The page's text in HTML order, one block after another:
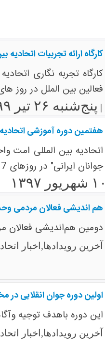
کارگاه ارائه تجربیات
کارگاه تجربه نگاری
فعالین بین الملل در روز های
| پنج‌شنبه ۲۶ تیر ۱۳۹۹
هفتمین دوره آموزشی
اتحادیه بین المللی امت
جوانان ایرانی" در روزهای 17 الی 19 ...
هم اندیشی فعالان مردمی
دومین هم‌اندیشی فعالان مردمی وحدت جهان اسلام
آخرین رویدادها,اخبار
اولین دوره جوان انقلابی در
این دوره باهدف توجیه وآگاهی بخشی
آخرین رویدادها,اخبار